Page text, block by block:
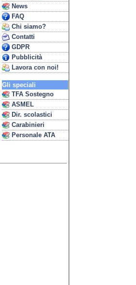
News
FAQ
Chi siamo?
Contatti
GDPR
Pubblicità
Lavora con noi!
Gli speciali
TFA Sostegno
ASMEL
Dir. scolastici
Carabinieri
Personale ATA